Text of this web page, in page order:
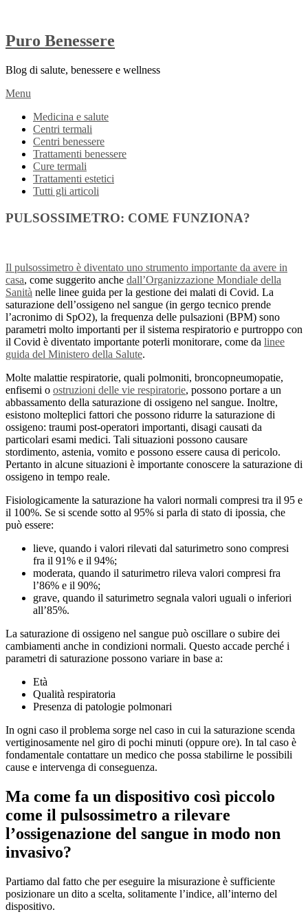
Puro Benessere
Blog di salute, benessere e wellness
Menu
Medicina e salute
Centri termali
Centri benessere
Trattamenti benessere
Cure termali
Trattamenti estetici
Tutti gli articoli
PULSOSSIMETRO: COME FUNZIONA?
Il pulsossimetro è diventato uno strumento importante da avere in
casa, come suggerito anche dall’Organizzazione Mondiale della
Sanità nelle linee guida per la gestione dei malati di Covid. La
saturazione dell’ossigeno nel sangue (in gergo tecnico prende
l’acronimo di SpO2), la frequenza delle pulsazioni (BPM) sono
parametri molto importanti per il sistema respiratorio e purtroppo con
il Covid è diventato importante poterli monitorare, come da linee
guida del Ministero della Salute.
Molte malattie respiratorie, quali polmoniti, broncopneumopatie,
enfisemi o ostruzioni delle vie respiratorie, possono portare a un
abbassamento della saturazione di ossigeno nel sangue. Inoltre,
esistono molteplici fattori che possono ridurre la saturazione di
ossigeno: traumi post-operatori importanti, disagi causati da
particolari esami medici. Tali situazioni possono causare
stordimento, astenia, vomito e possono essere causa di pericolo.
Pertanto in alcune situazioni è importante conoscere la saturazione di
ossigeno in tempo reale.
Fisiologicamente la saturazione ha valori normali compresi tra il 95 e
il 100%. Se si scende sotto al 95% si parla di stato di ipossia, che
può essere:
lieve, quando i valori rilevati dal saturimetro sono compresi
fra il 91% e il 94%;
moderata, quando il saturimetro rileva valori compresi fra
l’86% e il 90%;
grave, quando il saturimetro segnala valori uguali o inferiori
all’85%.
La saturazione di ossigeno nel sangue può oscillare o subire dei
cambiamenti anche in condizioni normali. Questo accade perché i
parametri di saturazione possono variare in base a:
Età
Qualità respiratoria
Presenza di patologie polmonari
In ogni caso il problema sorge nel caso in cui la saturazione scenda
vertiginosamente nel giro di pochi minuti (oppure ore). In tal caso è
fondamentale contattare un medico che possa stabilirne le possibili
cause e intervenga di conseguenza.
Ma come fa un dispositivo così piccolo
come il pulsossimetro a rilevare
l’ossigenazione del sangue in modo non
invasivo?
Partiamo dal fatto che per eseguire la misurazione è sufficiente
posizionare un dito a scelta, solitamente l’indice, all’interno del
dispositivo.